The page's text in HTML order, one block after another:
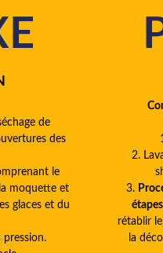
de
des
le
moquette et
glaces et du
pression.
2.
3.
étapes
rétablir
la